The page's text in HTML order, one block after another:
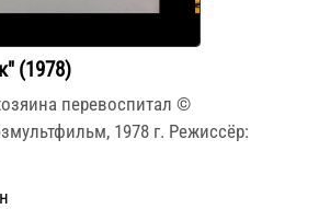
(1978)
перевоспитал ©
1978 г. Режиссёр: